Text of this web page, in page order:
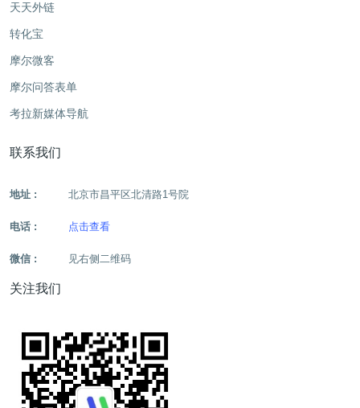
天天外链
转化宝
摩尔微客
摩尔问答表单
考拉新媒体导航
联系我们
地址 : 北京市昌平区北清路1号院
电话 : 点击查看
微信 : 见右侧二维码
关注我们